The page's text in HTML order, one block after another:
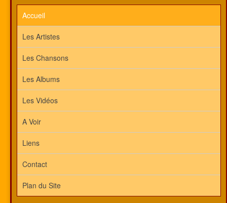
Accueil
Les Artistes
Les Chansons
Les Albums
Les Vidéos
A Voir
Liens
Contact
Plan du Site